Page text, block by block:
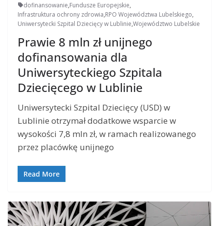
dofinansowanie,Fundusze Europejskie,
Infrastruktura ochrony zdrowia,RPO Województwa Lubelskiego,
Uniwersytecki Szpital Dziecięcy w Lublinie,Województwo Lubelskie
Prawie 8 mln zł unijnego
dofinansowania dla
Uniwersyteckiego Szpitala
Dziecięcego w Lublinie
Uniwersytecki Szpital Dziecięcy (USD) w
Lublinie otrzymał dodatkowe wsparcie w
wysokości 7,8 mln zł, w ramach realizowanego
przez placówkę unijnego
Read More